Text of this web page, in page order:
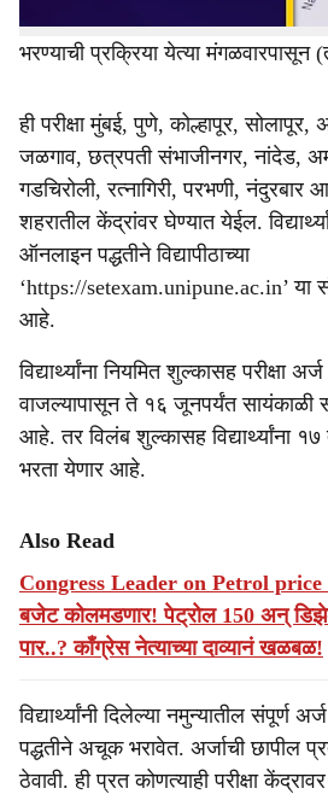
आयोजित केली असून या परीक्षेसाठी
भरण्याची प्रक्रिया येत्या
ही परीक्षा मुंबई, पुणे, कोल्हापूर,
जळगाव, छत्रपती संभाजीनगर, नांदेड,
गडचिरोली, रत्नागिरी, परभणी, नंदुरबार
शहरातील केंद्रांवर घेण्यात येईल.
ऑनलाइन पद्धतीने विद्यापीठाच्या
‘https://setexam.unipune.ac.in’
आहे.
विद्यार्थ्यांना नियमित शुल्कासह परीक्षा
वाजल्यापासून ते १६ जूनपर्यंत सायंकाळी
आहे. तर विलंब शुल्कासह विद्यार्थ्यांना
भरता येणार आहे.
Also Read
Congress Leader on Petrol price
बजेट कोलमडणार! पेट्रोल 150 अन्
पार..? काँग्रेस नेत्याच्या दाव्यानं खळबळ!
विद्यार्थ्यांनी दिलेल्या नमुन्यातील संपूर्ण
पद्धतीने अचूक भरावेत. अर्जाची
ठेवावी. ही प्रत कोणत्याही परीक्षा